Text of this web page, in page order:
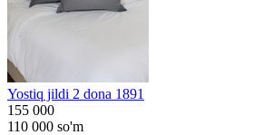
Yostiq jildi 2 dona 1891
155 000
110 000 so'm